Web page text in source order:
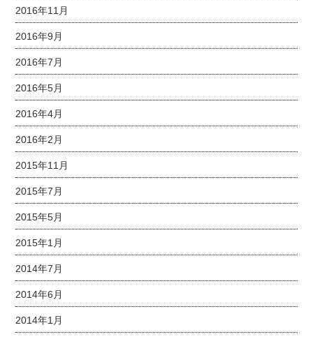
2016年11月
2016年9月
2016年7月
2016年5月
2016年4月
2016年2月
2015年11月
2015年7月
2015年5月
2015年1月
2014年7月
2014年6月
2014年1月